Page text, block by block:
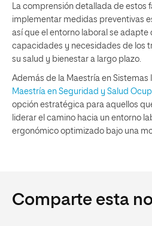
La comprensión detallada de estos
implementar medidas preventivas
así que el entorno laboral se adapte
capacidades y necesidades de los
su salud y bienestar a largo plazo.
Además de la Maestría en
Maestría en Seguridad y Salud
opción estratégica para aquellos
liderar el camino hacia un entorno
ergonómico optimizado bajo una
Comparte esta